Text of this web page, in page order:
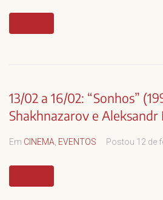
13/02 a 16/02: “Sonhos”
Shakhnazarov e
Em CINEMA EVENTOS Postou 12 de